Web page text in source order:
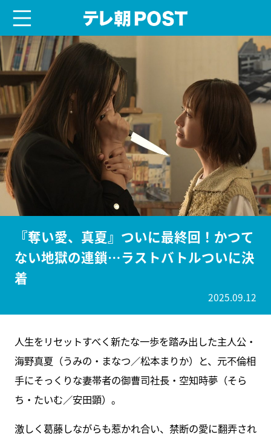
『奪い愛、真夏』ついに最終回！かつて
ない地獄の連鎖…ラストバトルついに決
着
2025.09.12
人生をリセットすべく新たな一歩を踏み出した主人公・
海野真夏（うみの・まなつ／松本まりか）と、元不倫相
手にそっくりな妻帯者の御曹司社長・空知時夢（そら
ち・たいむ／安田顕）。
激しく葛藤しながらも惹かれ合い、禁断の愛に翻弄され